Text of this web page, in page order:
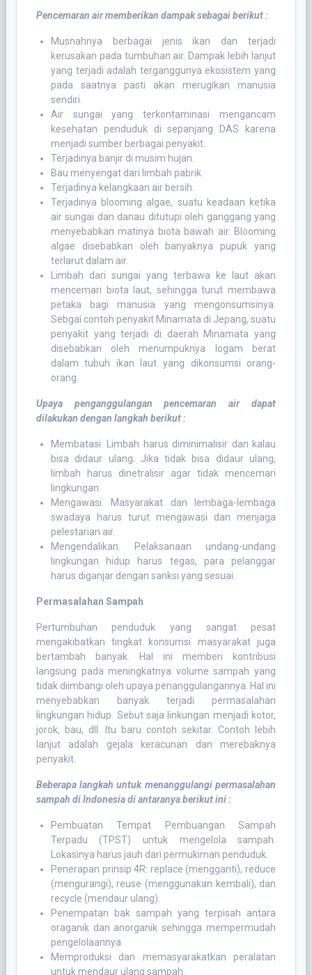
Pencemaran air memberikan dampak sebagai berikut :
Musnahnya berbagai jenis ikan dan terjadi
kerusakan pada tumbuhan air. Dampak lebih lanjut
yang terjadi adalah terganggunya ekosistem yang
pada saatnya pasti akan merugikan manusia
sendiri.
Air sungai yang terkontaminasi mengancam
kesehatan penduduk di sepanjang DAS karena
menjadi sumber berbagai penyakit.
Terjadinya banjir di musim hujan.
Bau menyengat dari limbah pabrik.
Terjadinya kelangkaan air bersih.
Terjadinya blooming algae, suatu keadaan ketika
air sungai dan danau ditutupi oleh ganggang yang
menyebabkan matinya biota bawah air. Blooming
algae disebabkan oleh banyaknya pupuk yang
terlarut dalam air.
Limbah dari sungai yang terbawa ke laut akan
mencemari biota laut, sehingga turut membawa
petaka bagi manusia yang mengonsumsinya.
Sebgai contoh penyakit Minamata di Jepang, suatu
penyakit yang terjadi di daerah Minamata yang
disebabkan oleh menumpuknya logam berat
dalam tubuh ikan laut yang dikonsumsi orang-
orang.
Upaya penganggulangan pencemaran air dapat
dilakukan dengan langkah berikut :
Membatasi. Limbah harus diminimalisir dan kalau
bisa didaur ulang. Jika tidak bisa didaur ulang,
limbah harus dinetralisir agar tidak mencemari
lingkungan.
Mengawasi. Masyarakat dan lembaga-lembaga
swadaya harus turut mengawasi dan menjaga
pelestarian air.
Mengendalikan. Pelaksanaan undang-undang
lingkungan hidup harus tegas, para pelanggar
harus diganjar dengan sanksi yang sesuai.
Permasalahan Sampah
Pertumbuhan penduduk yang sangat pesat
mengakibatkan tingkat konsumsi masyarakat juga
bertambah banyak. Hal ini memberi kontribusi
langsung pada meningkatnya volume sampah yang
tidak diimbangi oleh upaya penanggulangannya. Hal ini
menyebabkan banyak terjadi permasalahan
lingkungan hidup. Sebut saja linkungan menjadi kotor,
jorok, bau, dll. Itu baru contoh sekitar. Contoh lebih
lanjut adalah gejala keracunan dan merebaknya
penyakit.
Beberapa langkah untuk menanggulangi permasalahan
sampah di Indonesia di antaranya berikut ini :
Pembuatan Tempat Pembuangan Sampah
Terpadu (TPST) untuk mengelola sampah.
Lokasinya harus jauh dari permukiman penduduk.
Penerapan prinsip 4R: replace (mengganti), reduce
(mengurangi), reuse (menggunakan kembali), dan
recycle (mendaur ulang).
Penempatan bak sampah yang terpisah antara
oraganik dan anorganik sehingga mempermudah
pengelolaannya.
Memproduksi dan memasyarakatkan peralatan
untuk mendaur ulang sampah.